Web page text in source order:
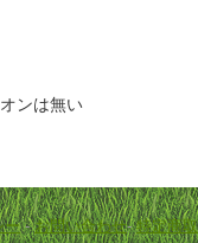
ンは無い
ー-お問い合わせ-特定商